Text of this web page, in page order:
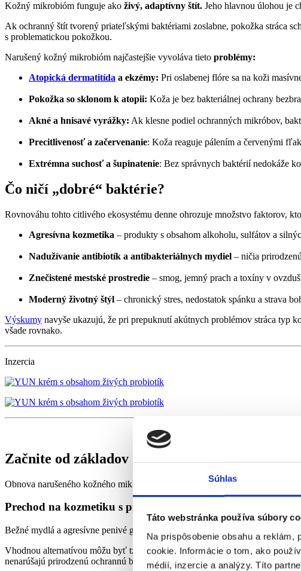
Súhlas
Táto webstránka používa súbory
Na prispôsobenie obsahu a
cookie. Informácie o tom, ako
médií, inzercie a analýzy. Títo
Kožný mikrobióm funguje ako živý, adaptívny štít. Jeho hlavnou úlohou je
Ak ochranný štít tvorený priateľskými baktériami zoslabne, pokožka stráca
s problematickou pokožkou.
Narušený kožný mikrobióm najčastejšie vyvoláva tieto problémy:
Atopická dermatitída a ekzémy: Pri oslabenej flóre sa na koži
Pokožka so sklonom k atopii: Koža je bez bakteriálnej ochrany
Akné a hnisavé vyrážky: Ak klesne podiel ochranných mikróbov,
Precitlivenosť a začervenanie: Koža reaguje pálením a červenými
Extrémna suchosť a šupinatenie: Bez správnych baktérií nedokáže
Čo ničí „dobré“ baktérie?
Rovnováhu tohto citlivého ekosystému denne ohrozuje množstvo faktorov,
Agresívna kozmetika – produkty s obsahom alkoholu, sulfátov a
Nadužívanie antibiotík a antibakteriálnych mydiel – ničia
Znečistené mestské prostredie – smog, jemný prach a toxíny v
Moderný životný štýl – chronický stres, nedostatok spánku a strava
Výskumy navyše ukazujú, že pri prepuknutí akútnych problémov stráca typ
všade rovnako.
Inzercia
Začnite od základov
Obnova narušeného kožného mikrobiómu si vyžaduje komplexný prístup,
Prechod na kozmetiku s prirodzeným (fyziologickým) pH
Bežné mydlá a agresívne penivé gély pokožku príliš odmasťujú a narúšajú jej
Vhodnou alternatívou môžu byť tzv.
syndety – produkty, ktoré vyzerajú a
nenarúšajú prirodzenú ochrannú bariéru pokožky a nevysušujú ju.